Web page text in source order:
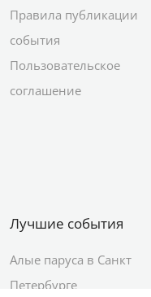
Правила публикации
события
Пользовательское
соглашение
Лучшие события
Алые паруса в Санкт
Петербурге